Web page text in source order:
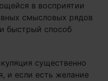
в восприятии
смысловых рядов
быстрый способ
существенно
и если есть желание